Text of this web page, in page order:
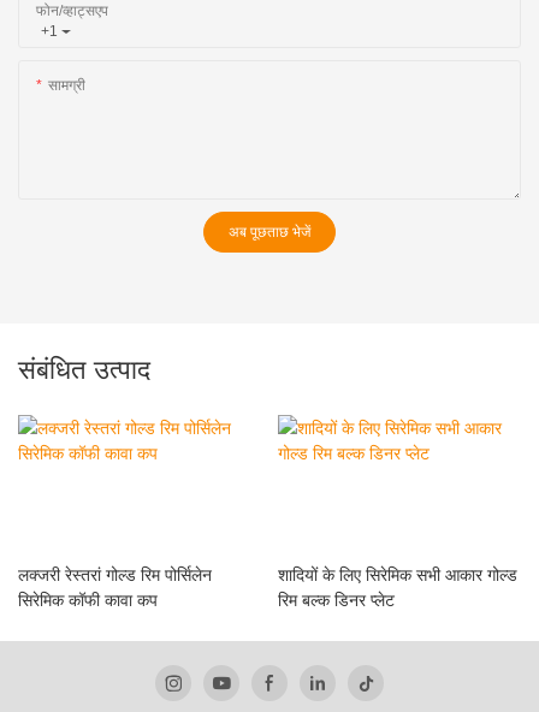
+1
फोन/व्हाट्सएप
सामग्री
अब पूछताछ भेजें
संबंधित उत्पाद
लक्जरी रेस्तरां गोल्ड रिम पोर्सिलेन
सिरेमिक कॉफी कावा कप
शादियों के लिए सिरेमिक सभी आकार गोल्ड
रिम बल्क डिनर प्लेट